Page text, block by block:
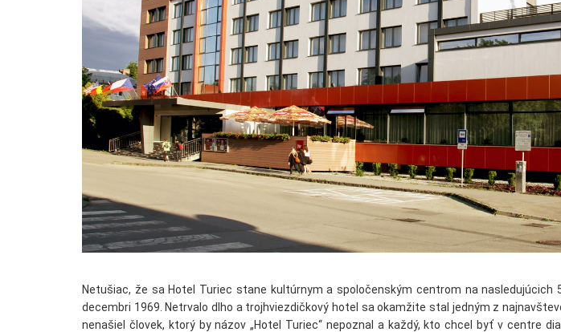
Netušiac, že sa Hotel Turiec stane kultúrnym a spoločenským centrom na nasledujúcich
decembri 1969. Netrvalo dlho a trojhviezdičkový hotel sa okamžite stal jedným z
nenašiel človek, ktorý by názov „Hotel Turiec“ nepoznal a každý, kto chcel byť v centre